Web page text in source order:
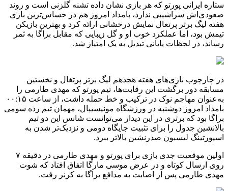
ستاره ایرانی پورتو که هر بازی نشان داده تشنه گلزنی است و روند
صعودی‌اش سراشیبی ندارد، بامداد امروز هم در حساس‌ترین بازی
هفته لیگ برتر پرتغال نمایش درخشانی ارائه کرد و بهترین بازیکن
تیمش بود، اما عملکرد خوب او و گل زیبایی که مقابل براگا به ثمر
رساند، در لحظات پایانی تبدیل به یک امتیاز شد.
در چارچوب بازی‌های هفته هجدهم لیگ برتر پرتغال و نخستین
مسابقه دور برگشت این رقابت‌ها، تیم پورتو که مهدی طارمی را
به‌عنوان مهاجم نوک در ترکیب و خط حمله داشت، از ساعت ۰۰:۱۵
بامداد امروز دوشنبه در ورزشگاه مونیسیپال، مهمان تیم رده سومی
براگا بود که برتری در این دیدار می‌توانست شانس این دو تیم
بالانشین جدول را برای تثبیت جایگاه دومی و نزدیک‌تر شدن به
اسپورتینگ لیسبون صدرنشین بالاتر ببرد.
اولین موقعیت جدی بازی برای پورتو و مهدی طارمی در دقیقه ۷
روی ارسال کوتاه و در عرض موسی مارگا اتفاق افتاد که شوت
مهدی طارمی پس از اصابت به مدافع براگا به کرنر رفت.